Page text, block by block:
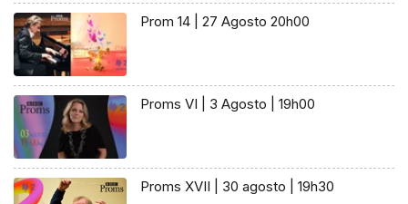
Prom 14 | 27 Agosto 20h00
Proms VI | 3 Agosto | 19h00
Proms XVII | 30 agosto | 19h30